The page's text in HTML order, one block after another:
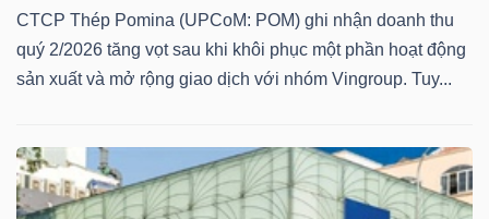
CTCP Thép Pomina (UPCoM: POM) ghi nhận doanh thu
quý 2/2026 tăng vọt sau khi khôi phục một phần hoạt động
sản xuất và mở rộng giao dịch với nhóm Vingroup. Tuy...
(-)